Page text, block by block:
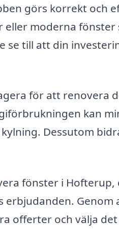
görs korrekt och
eller moderna fönster
se till att din
för att renovera
kan
Dessutom
fönster i Hofterup,
Genom
offerter och välja